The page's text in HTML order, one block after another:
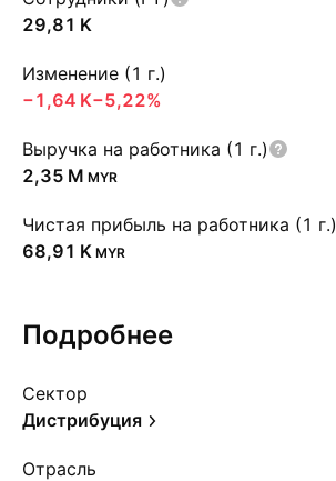
‪29,81 K‬
Изменение (1 г.)
‪−1,64 K‬−5,22%
Выручка на работника (1 г.)
‪2,35 M‬ MYR
Чистая прибыль на работника (1 г.)
‪68,91 K‬ MYR
Подробнее
Сектор
Дистрибуция
Отрасль